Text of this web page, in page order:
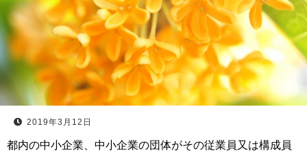
2019年3月12日
都内の中小企業、中小企業の団体がその従業員又は構成員